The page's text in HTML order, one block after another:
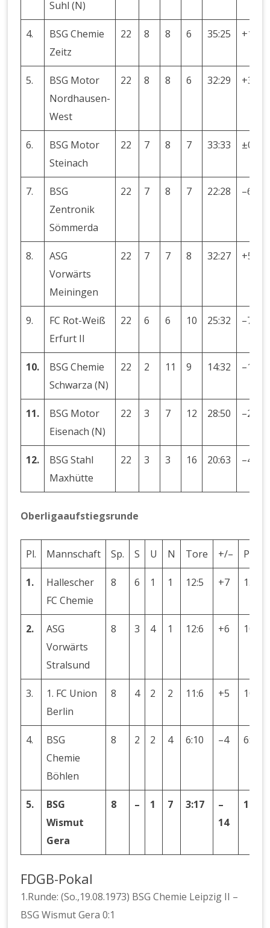
Suhl (N)
4.
BSG Chemie
Zeitz
22 8 8 6 35:25 +10
5.
BSG Motor
Nordhausen-
West
22 8 8 6 32:29 +3
6.
BSG Motor
Steinach
22 7 8 7 33:33 ±0
7.
BSG
Zentronik
Sömmerda
22 7 8 7 22:28 –6
8.
ASG
Vorwärts
Meiningen
22 7 7 8 32:27 +5
9.
FC Rot-Weiß
Erfurt II
22 6 6 10 25:32 –7
10.
BSG Chemie
Schwarza (N)
22 2 11 9 14:32 –18
11.
BSG Motor
Eisenach (N)
22 3 7 12 28:50 –22
12.
BSG Stahl
Maxhütte
22 3 3 16 20:63 –43
Oberligaaufstiegsrunde
Pl. Mannschaft Sp. S U N Tore +/–
1.
Hallescher
FC Chemie
8 6 1 1 12:5 +7 13:3
2.
ASG
Vorwärts
Stralsund
8 3 4 1 12:6 +6 10:6
3.
1. FC Union
Berlin
8 4 2 2 11:6 +5 10:6
4.
BSG
Chemie
Böhlen
8 2 2 4 6:10 –4 6:10
5.
BSG
Wismut
Gera
8 – 1 7 3:17
–
14
1:15
FDGB-Pokal
1.Runde: (So.,19.08.1973) BSG Chemie Leipzig II –
BSG Wismut Gera 0:1